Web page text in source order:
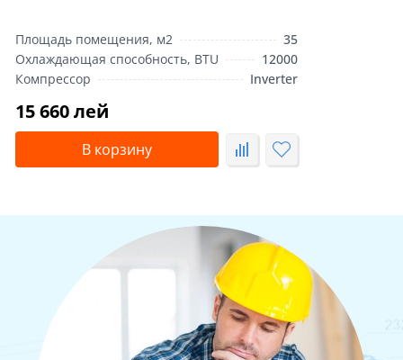
Площадь помещения, м2
35
Охлаждающая способность, BTU
12000
Компрессор
Inverter
15 660 лей
В корзину